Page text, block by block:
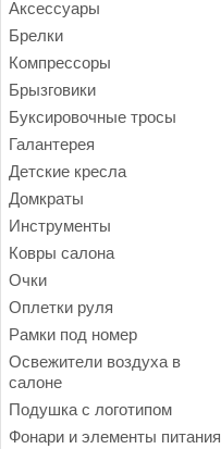
Аксессуары
Брелки
Компрессоры
Брызговики
Буксировочные тросы
Галантерея
Детские кресла
Домкраты
Инструменты
Ковры салона
Очки
Оплетки руля
Рамки под номер
Освежители воздуха в
салоне
Подушка с логотипом
Фонари и элементы питания